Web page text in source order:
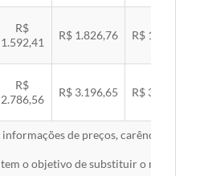
R$
1.592,41
R$ 1.826,76 R$ 1.882,45
R$
2.786,56
R$ 3.196,65 R$ 3.294,10
informações de preços, carências,
o objetivo de substituir o material